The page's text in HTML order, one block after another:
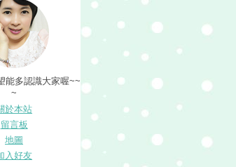
能多認識大家喔~~
~
於本站
留言板
地圖
入好友